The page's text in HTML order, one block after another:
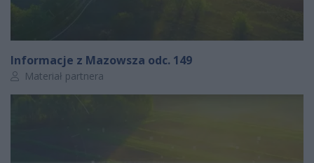
Informacje z Mazowsza odc. 149
Autor artykułu:
Materiał partnera